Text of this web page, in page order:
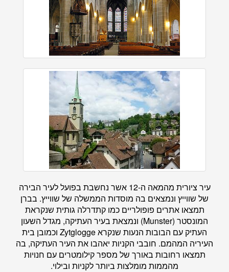
עיר ציורית מהמאה ה-12 אשר נחשבת בפועל לעיר הבירה
של שווייץ ונמצאים בה מוסדות הממשלה של שווייץ. בברן
תמצאו אתרים פופולריים כמו קתדרלה גותית שנקראת
המונסטר (Munster) ונמצאת בעיר העתיקה, מגדל השעון
העתיק עם הבובות הנעות שנקרא Zytglogge וכמובן בית
העיריה המהמם. חובבי הקניות יאהבו את העיר העתיקה, בה
תמצאו רחובות באורך של מספר קילומטרים עם חנויות
מהממות מומלצות ביותר לקניות ובילוי.